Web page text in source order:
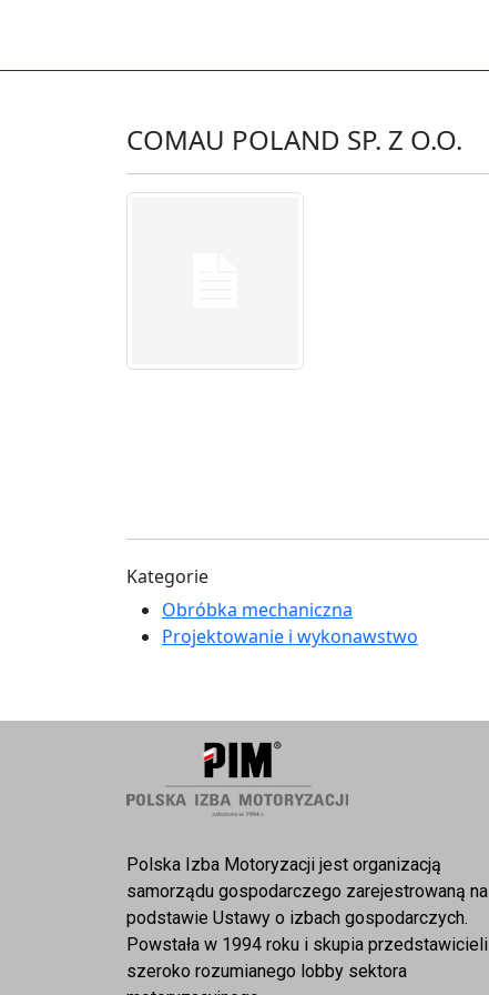
COMAU POLAND SP. Z O.O.
Kategorie
Obróbka mechaniczna
Projektowanie i wykonawstwo
Polska Izba Motoryzacji jest organizacją
samorządu gospodarczego zarejestrowaną na
podstawie Ustawy o izbach gospodarczych.
Powstała w 1994 roku i skupia przedstawicieli
szeroko rozumianego lobby sektora